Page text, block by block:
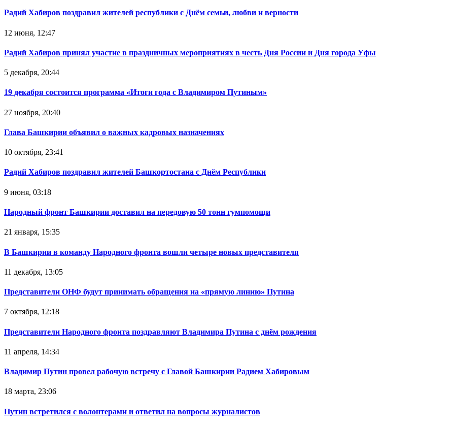
Радий Хабиров поздравил жителей республики с Днём семьи, любви и верности
12 июня, 12:47
Радий Хабиров принял участие в праздничных мероприятиях в честь Дня России и Дня города Уфы
5 декабря, 20:44
19 декабря состоится программа «Итоги года с Владимиром Путиным»
27 ноября, 20:40
Глава Башкирии объявил о важных кадровых назначениях
10 октября, 23:41
Радий Хабиров поздравил жителей Башкортостана с Днём Республики
9 июня, 03:18
Народный фронт Башкирии доставил на передовую 50 тонн гумпомощи
21 января, 15:35
В Башкирии в команду Народного фронта вошли четыре новых представителя
11 декабря, 13:05
Представители ОНФ будут принимать обращения на «прямую линию» Путина
7 октября, 12:18
Представители Народного фронта поздравляют Владимира Путина с днём рождения
11 апреля, 14:34
Владимир Путин провел рабочую встречу с Главой Башкирии Радием Хабировым
18 марта, 23:06
Путин встретился с волонтерами и ответил на вопросы журналистов